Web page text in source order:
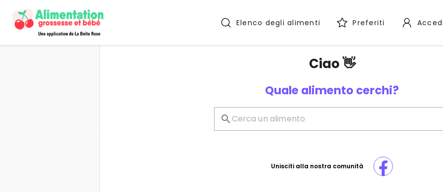
Elenco degli alimenti Preferiti
Ciao 👋
Quale alimento cerchi?
Unisciti alla nostra comunità